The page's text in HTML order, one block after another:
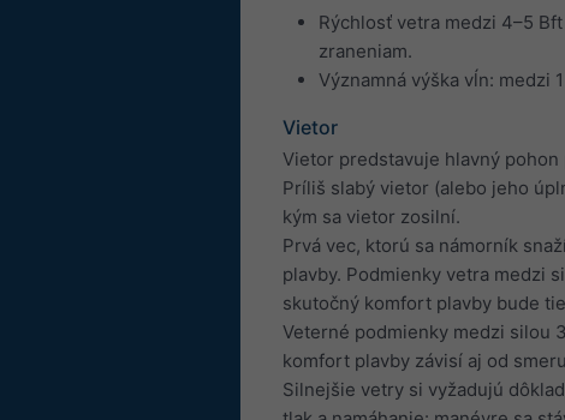
Rýchlosť vetra medzi 4–5
zraneniam.
Významná výška vĺn: medzi
Vietor
Vietor predstavuje hlavný
Príliš slabý vietor (alebo jeho
kým sa vietor zosilní.
Prvá vec, ktorú sa námorník
plavby. Podmienky vetra medzi
skutočný komfort plavby bude
Veterné podmienky medzi silou
komfort plavby závisí aj od
Silnejšie vetry si vyžadujú